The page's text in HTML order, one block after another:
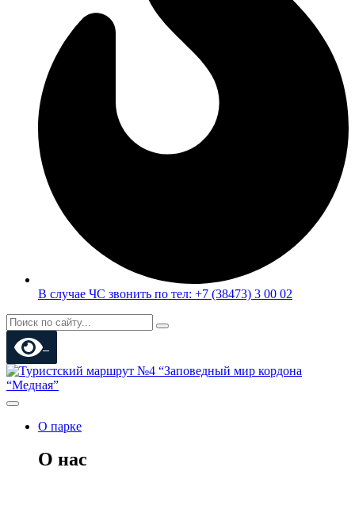
В случае ЧС звонить по тел: +7 (38473) 3 00 02
О парке
О нас